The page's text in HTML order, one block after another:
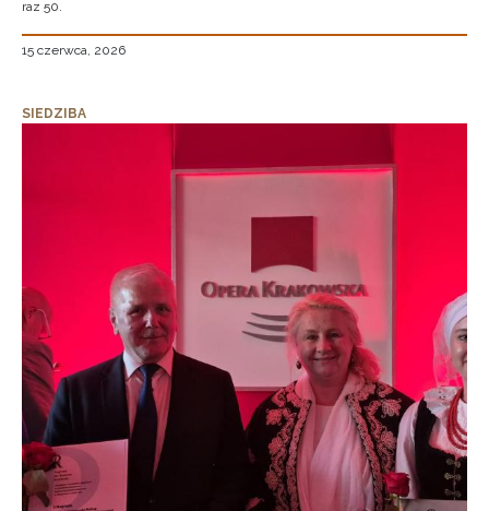
raz 50.
15 czerwca, 2026
SIEDZIBA